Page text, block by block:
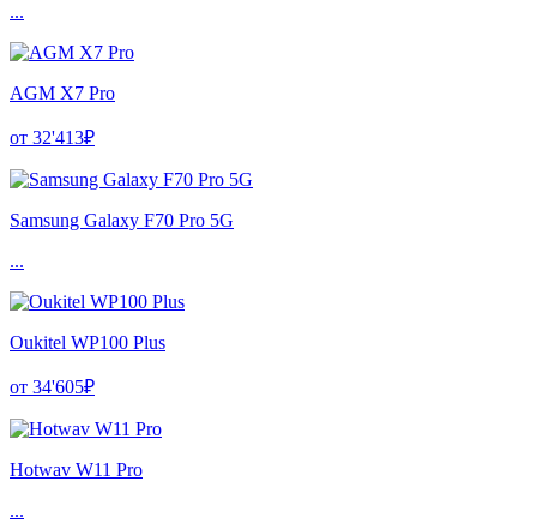
...
AGM X7 Pro
от 32'413₽
Samsung Galaxy F70 Pro 5G
...
Oukitel WP100 Plus
от 34'605₽
Hotwav W11 Pro
...